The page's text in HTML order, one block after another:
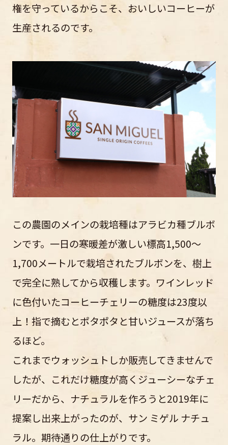
権を守っているからこそ、おいしいコーヒーが
生産されるのです。
この農園のメインの栽培種はアラビカ種ブルボ
ンです。一日の寒暖差が激しい標高1,500〜
1,700メートルで栽培されたブルボンを、樹上
で完全に熟してから収穫します。ワインレッド
に色付いたコーヒーチェリーの糖度は23度以
上！指で摘むとポタポタと甘いジュースが落ち
るほど。
これまでウォッシュトしか販売してきませんで
したが、これだけ糖度が高くジューシーなチェ
リーだから、ナチュラルを作ろうと2019年に
提案し出来上がったのが、サン ミゲル ナチュ
ラル。期待通りの仕上がりです。